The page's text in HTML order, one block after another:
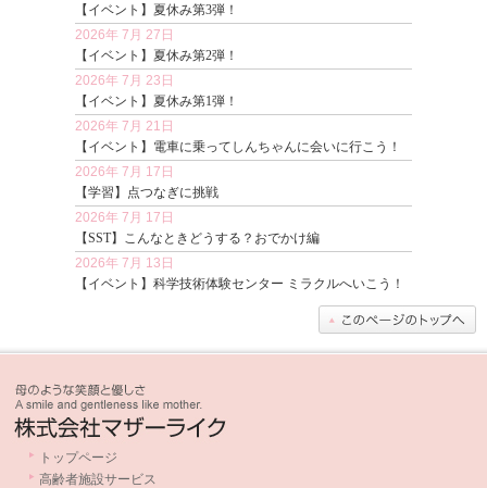
【イベント】夏休み第3弾！
2026年 7月 27日
【イベント】夏休み第2弾！
2026年 7月 23日
【イベント】夏休み第1弾！
2026年 7月 21日
【イベント】電車に乗ってしんちゃんに会いに行こう！
2026年 7月 17日
【学習】点つなぎに挑戦
2026年 7月 17日
【SST】こんなときどうする？おでかけ編
2026年 7月 13日
【イベント】科学技術体験センター ミラクルへいこう！
トップページ
高齢者施設サービス